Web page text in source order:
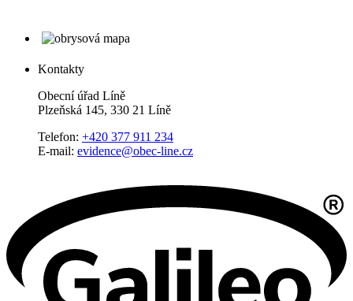
Kontakty
Obecní úřad Líně
Plzeňská 145, 330 21 Líně
Telefon: +420 377 911 234
E-mail: evidence@obec-line.cz